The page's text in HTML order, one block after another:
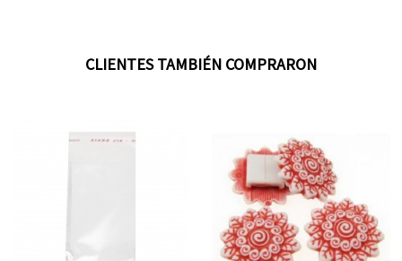
CLIENTES TAMBIÉN COMPRARON